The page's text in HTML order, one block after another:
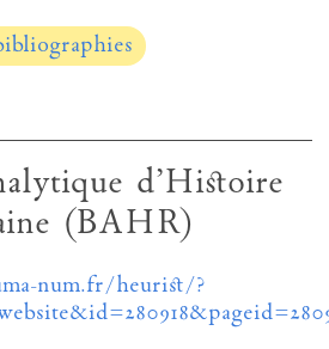
d’Histoire
(BAHR)
num.fr/heurist/?